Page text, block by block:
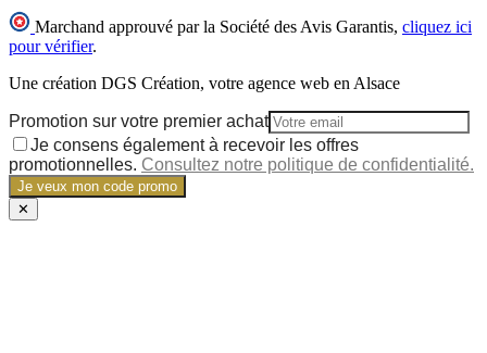
Marchand approuvé par la Société des Avis Garantis, cliquez ici
pour vérifier.
Une création DGS Création, votre agence web en Alsace
Promotion sur votre premier achat
Je consens également à recevoir les offres
promotionnelles. Consultez notre politique de confidentialité.
Je veux mon code promo
✕